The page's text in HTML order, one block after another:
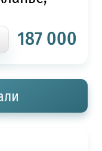
187 000